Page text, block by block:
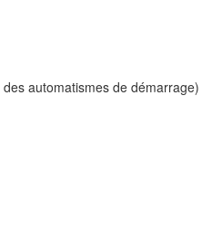
automatismes de démarrage)